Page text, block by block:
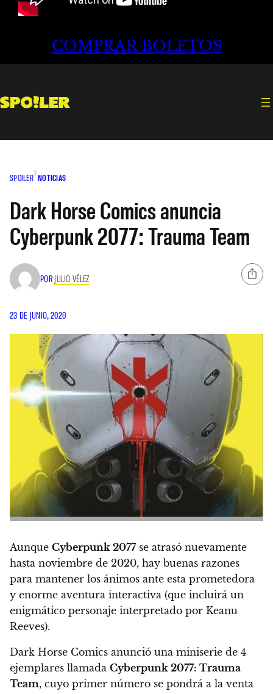
COMPRAR BOLETOS
SPOILER NOTICIAS
Dark Horse Comics anuncia
Cyberpunk 2077: Trauma Team
POR JULIO VÉLEZ
23 DE JUNIO, 2020
Aunque Cyberpunk 2077se atrasó nuevamente
hasta noviembre de 2020, hay buenas razones
para mantener los ánimos ante esta prometedora
y enorme aventura interactiva (que incluirá un
enigmático personaje interpretado por Keanu
Reeves).
Dark Horse Comics anunció una miniserie de 4
ejemplares llamada Cyberpunk 2077: Trauma
Team, cuyo primer número se pondrá a la venta